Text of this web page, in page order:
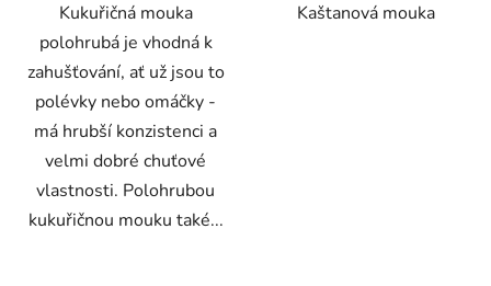
Kukuřičná mouka
polohrubá je vhodná k
zahušťování, ať už jsou to
polévky nebo omáčky -
má hrubší konzistenci a
velmi dobré chuťové
vlastnosti. Polohrubou
kukuřičnou mouku také...
Kaštanová mouka